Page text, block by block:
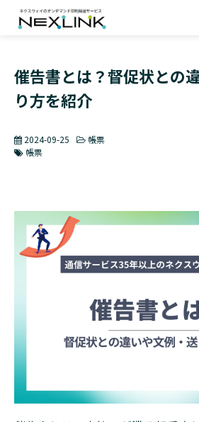
活用シーン
催告書とは？督促状との
り方を紹介
2024-09-25
帳票
帳票